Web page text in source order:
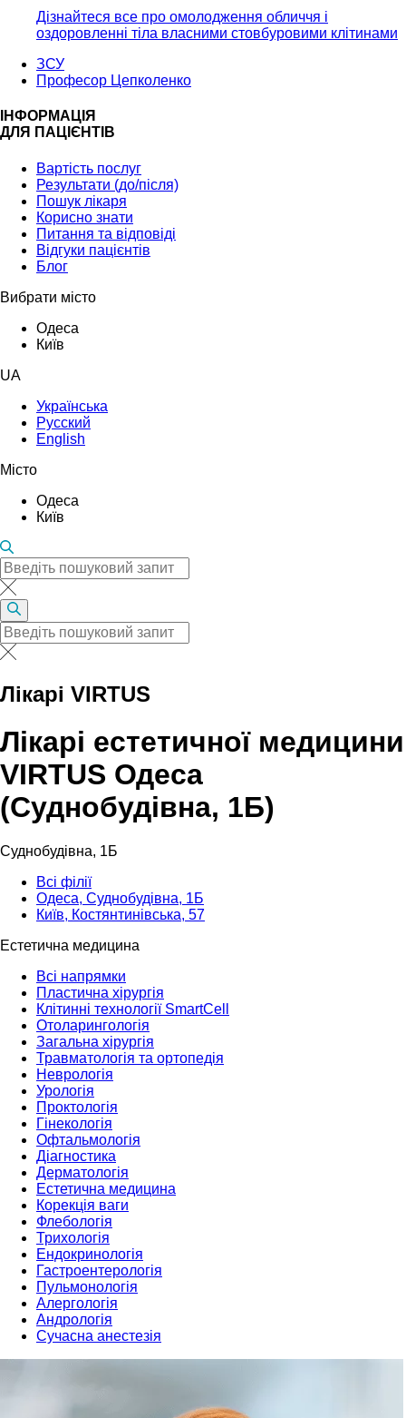
Дізнайтеся все про омолодження обличчя і
оздоровленні тіла власними стовбуровими клітинами
ЗСУ
Професор Цепколенко
ІНФОРМАЦІЯ
ДЛЯ ПАЦІЄНТІВ
Вартість послуг
Результати (до/після)
Пошук лікаря
Корисно знати
Питання та відповіді
Відгуки пацієнтів
Блог
Вибрати місто
Одеса
Київ
UA
Українська
Русский
English
Місто
Одеса
Київ
Лікарі VIRTUS
Лікарі естетичної медицини
VIRTUS Одеса
(Суднобудівна, 1Б)
Суднобудівна, 1Б
Всі філії
Одеса, Суднобудівна, 1Б
Київ, Костянтинівська, 57
Естетична медицина
Всі напрямки
Пластична хірургія
Клітинні технології SmartCell
Отоларингологія
Загальна хірургія
Травматологія та ортопедія
Неврологія
Урологія
Проктологія
Гінекологія
Офтальмологія
Діагностика
Дерматологія
Естетична медицина
Корекція ваги
Флебологія
Трихологія
Ендокринологія
Гастроентерологія
Пульмонологія
Алергологія
Андрологія
Сучасна анестезія